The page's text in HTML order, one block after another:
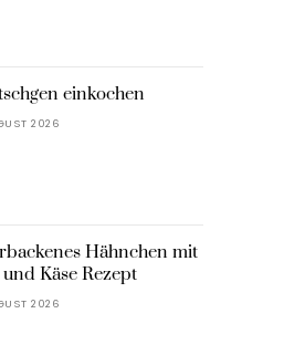
einkochen
2026
Hähnchen mit
und Käse Rezept
2026